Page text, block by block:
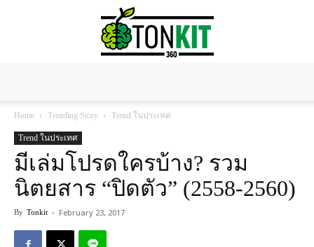
Home Trending Story Trend ในประเทศ
Trend ในประเทศ
มีเล่มโปรดใครบ้าง? รวม
นิตยสาร “ปิดตัว” (2558-2560)
By Tonkit - February 23, 2017